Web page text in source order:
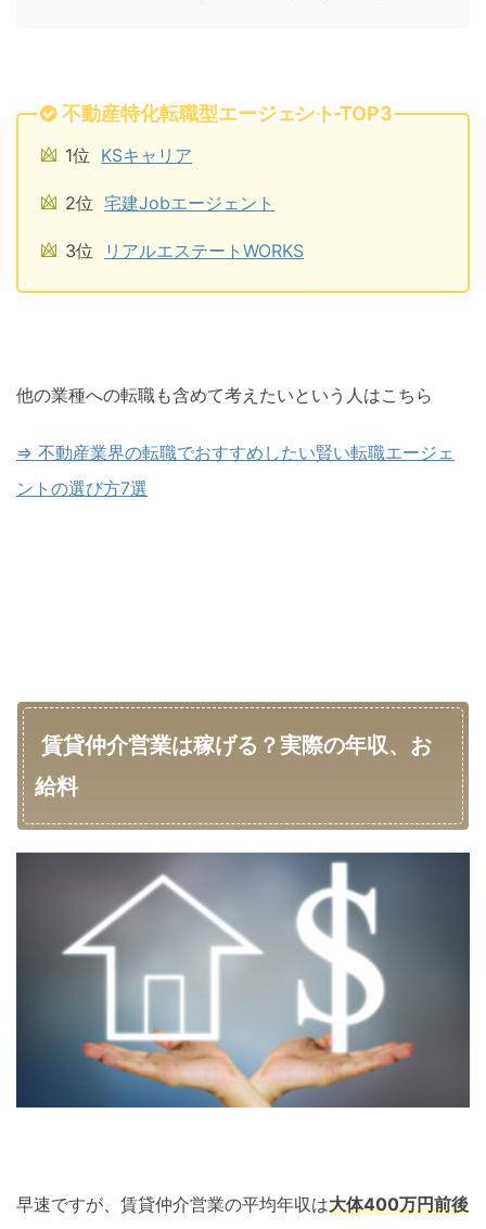
不動産特化転職型エージェント TOP3
1位 KSキャリア
2位 宅建Jobエージェント
3位 リアルエステートWORKS
他の業種への転職も含めて考えたいという人はこちら
⇒ 不動産業界の転職でおすすめしたい賢い転職エージェ
ントの選び方7選
賃貸仲介営業は稼げる？実際の年収、お
給料
早速ですが、賃貸仲介営業の平均年収は大体400万円前後